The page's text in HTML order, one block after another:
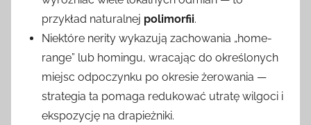
przykład naturalnej polimorfii.
Niektóre nerity wykazują zachowania „home-
range” lub homingu, wracając do określonych
miejsc odpoczynku po okresie żerowania —
strategia ta pomaga redukować utratę wilgoci i
ekspozycję na drapieżniki.